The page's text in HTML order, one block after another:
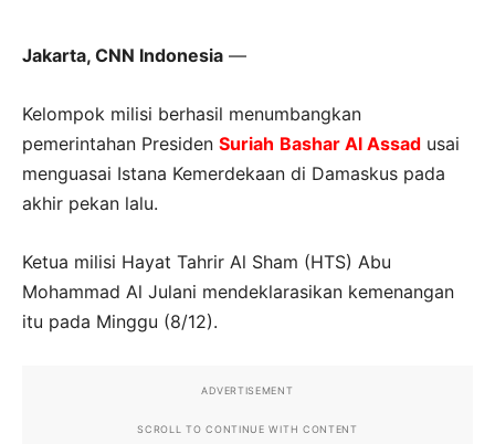
Jakarta, CNN Indonesia —
Kelompok milisi berhasil menumbangkan
pemerintahan Presiden Suriah Bashar Al Assad usai
menguasai Istana Kemerdekaan di Damaskus pada
akhir pekan lalu.
Ketua milisi Hayat Tahrir Al Sham (HTS) Abu
Mohammad Al Julani mendeklarasikan kemenangan
itu pada Minggu (8/12).
ADVERTISEMENT
SCROLL TO CONTINUE WITH CONTENT